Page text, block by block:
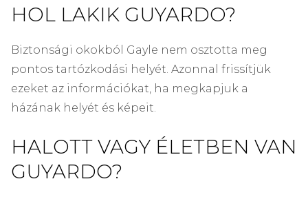
HOL LAKIK GUYARDO?
Biztonsági okokból Gayle nem osztotta meg
pontos tartózkodási helyét. Azonnal frissítjük
ezeket az információkat, ha megkapjuk a
házának helyét és képeit.
HALOTT VAGY ÉLETBEN VAN
GUYARDO?